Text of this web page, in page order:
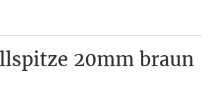
20mm braun